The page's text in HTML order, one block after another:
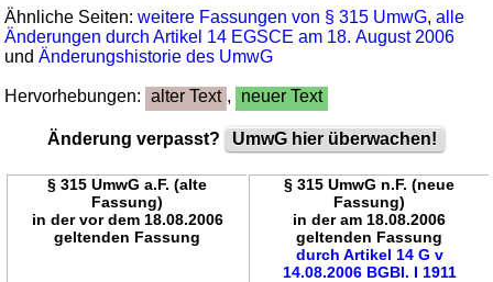
Ähnliche Seiten:weitere Fassungen von § 315 UmwG,alle
Änderungen durch Artikel 14 EGSCE am 18. August 2006
undÄnderungshistorie des UmwG
Hervorhebungen: alter Text , neuer Text
Änderung verpasst? UmwG hier überwachen!
§ 315 UmwG a.F. (alte
Fassung)
in der vor dem 18.08.2006
geltenden Fassung
§ 315 UmwG n.F. (neue
Fassung)
in der am 18.08.2006
geltenden Fassung
durch Artikel 14 G v
14.08.2006 BGBl. I 1911